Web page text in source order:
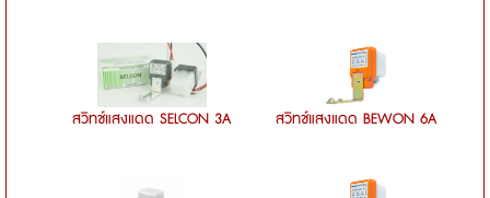
สวิทช์แสงแดด SELCON 3A สวิทช์แสงแดด BEWON 6A